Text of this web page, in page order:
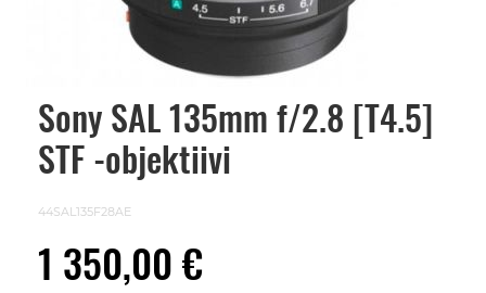
Sony SAL 135mm f/2.8 [T4.5]
STF -objektiivi
44SAL135F28AE
1 350,00 €
Skip
beginning
images